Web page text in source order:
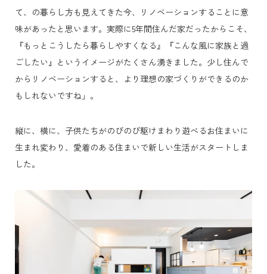
て、の暮らし方も見えてきた今、リノベーションすることに意
味があったと思います。実際に5年間住んだ家だったからこそ、
『もっとこうしたら暮らしやすくなる』『こんな風に家族と過
ごしたい』というイメージがたくさん湧きました。少し住んで
からリノベーションすると、より理想の家づくりができるのか
もしれないですね」。
縦に、横に、子供たちがのびのび駆けまわり遊べるお住まいに
生まれ変わり、愛着のある住まいで新しい生活がスタートしま
した。